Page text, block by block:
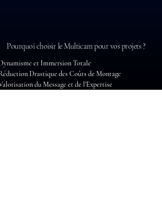
Pourquoi choisir le Multicam pour vos projets ?
et Immersion Totale
Drastique des Coûts de Montage
du Message et de l'Expertise